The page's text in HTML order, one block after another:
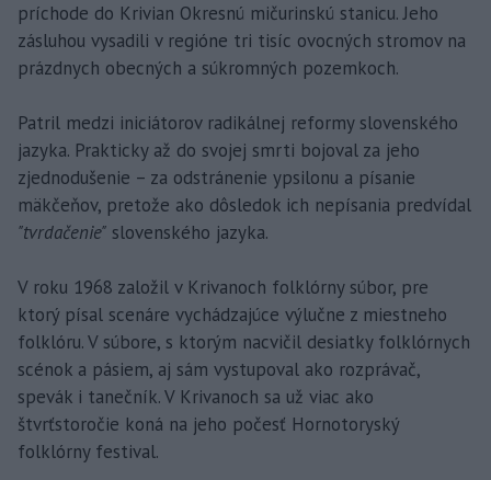
príchode do Krivian Okresnú mičurinskú stanicu. Jeho
zásluhou vysadili v regióne tri tisíc ovocných stromov na
prázdnych obecných a súkromných pozemkoch.
Patril medzi iniciátorov radikálnej reformy slovenského
jazyka. Prakticky až do svojej smrti bojoval za jeho
zjednodušenie – za odstránenie ypsilonu a písanie
mäkčeňov, pretože ako dôsledok ich nepísania predvídal
"tvrdačenie" slovenského jazyka.
V roku 1968 založil v Krivanoch folklórny súbor, pre
ktorý písal scenáre vychádzajúce výlučne z miestneho
folklóru. V súbore, s ktorým nacvičil desiatky folklórnych
scénok a pásiem, aj sám vystupoval ako rozprávač,
spevák i tanečník. V Krivanoch sa už viac ako
štvrťstoročie koná na jeho počesť Hornotoryský
folklórny festival.